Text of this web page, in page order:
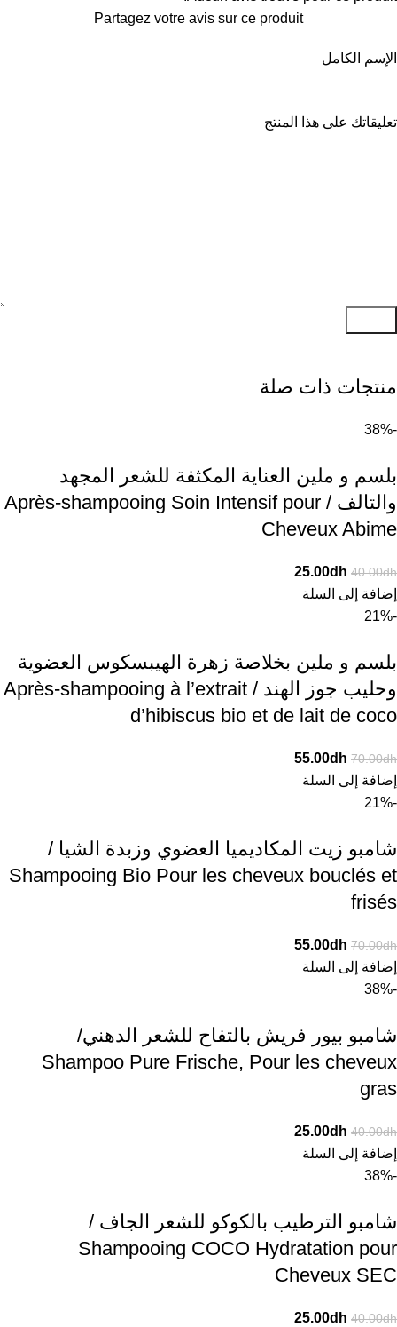
Partagez votre avis sur ce produit
الإسم الكامل
تعليقاتك على هذا المنتج
منتجات ذات صلة
-38%
بلسم و ملين العناية المكثفة للشعر المجهد
والتالف / Après-shampooing Soin Intensif pour
Cheveux Abime
40.00dh
25.00dh
إضافة إلى السلة
-21%
بلسم و ملين بخلاصة زهرة الهيبسكوس العضوية
وحليب جوز الهند / Après-shampooing à l’extrait
d’hibiscus bio et de lait de coco
70.00dh
55.00dh
إضافة إلى السلة
-21%
شامبو زيت المكاديميا العضوي وزبدة الشيا /
Shampooing Bio Pour les cheveux bouclés et
frisés
70.00dh
55.00dh
إضافة إلى السلة
-38%
شامبو بيور فريش بالتفاح للشعر الدهني/
Shampoo Pure Frische, Pour les cheveux
gras
40.00dh
25.00dh
إضافة إلى السلة
-38%
شامبو الترطيب بالكوكو للشعر الجاف /
Shampooing COCO Hydratation pour
Cheveux SEC
40.00dh
25.00dh